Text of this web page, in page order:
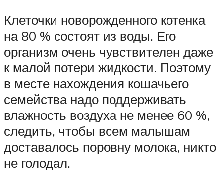
Клеточки новорожденного котенка
на 80 % состоят из воды. Его
организм очень чувствителен даже
к малой потери жидкости. Поэтому
в месте нахождения кошачьего
семейства надо поддерживать
влажность воздуха не менее 60 %,
следить, чтобы всем малышам
доставалось поровну молока, никто
не голодал.